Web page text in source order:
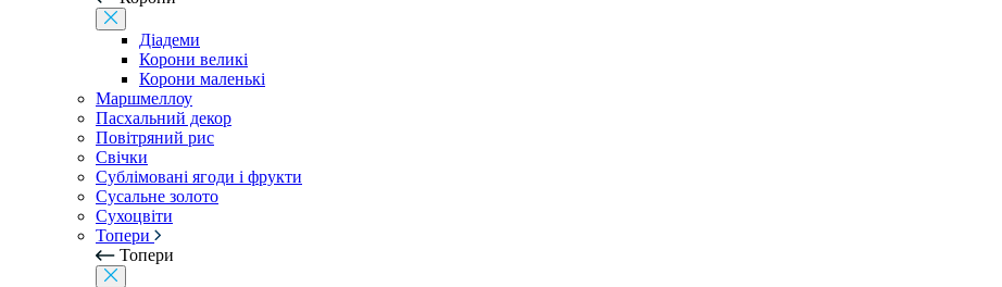
Діадеми
Корони великі
Корони маленькі
Маршмеллоу
Пасхальний декор
Повітряний рис
Свічки
Сублімовані ягоди і фрукти
Сусальне золото
Сухоцвіти
Топери
Топери